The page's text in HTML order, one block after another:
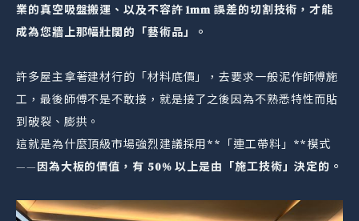
業的真空吸盤搬運、以及不容許 1mm 誤差的切割技術，才能
成為您牆上那幅壯闊的「藝術品」。
許多屋主拿著建材行的「材料底價」，去要求一般泥作師傅施
工，最後師傅不是不敢接，就是接了之後因為不熟悉特性而貼
到破裂、膨拱。
這就是為什麼頂級市場強烈建議採用**「連工帶料」**模式
——因為大板的價值，有 50% 以上是由「施工技術」決定的。